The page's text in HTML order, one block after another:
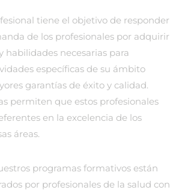
tiene el objetivo de responder
de los profesionales por adquirir
habilidades necesarias para
específicas de su ámbito
garantías de éxito y calidad.
permiten que estos profesionales
en la excelencia de los
áreas.
programas formativos están
por profesionales de la salud con